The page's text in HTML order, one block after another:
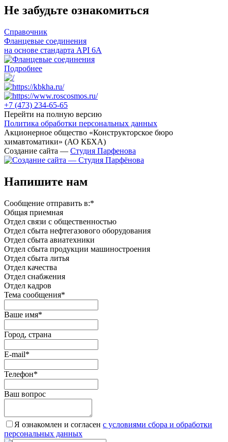
Не забудьте ознакомиться
Справочник
Фланцевые соединения
на основе стандарта API 6A
Подробнее
+7 (473) 234-65-65
Перейти на полную версию
Политика обработки персональных данных
Акционерное общество «Конструкторское бюро
химавтоматики» (АО КБХА)
Создание сайта — Студия Парфенова
Напишите нам
Сообщение отправить в:*
Общая приемная
Отдел связи с общественностью
Oтдел сбыта нефтегазового оборудования
Отдел сбыта авиатехники
Отдел сбыта продукции машиностроения
Отдел сбыта литья
Отдел качества
Oтдел снабжения
Отдел кадров
Тема сообщения*
Ваше имя*
Город, страна
E-mail*
Телефон*
Ваш вопрос
Я ознакомлен и согласен c условиями сбора и обработки
персональных данных